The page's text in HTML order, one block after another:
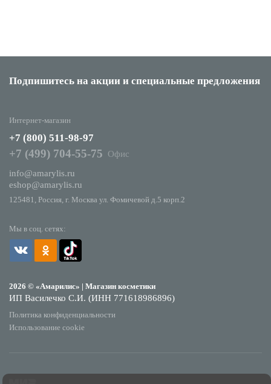
Подпишитесь на акции и специальные предложения
Мы в соц. сетях:
2026 © «Амарилис» | Магазин косметики
ИП Василечко С.И. (ИНН 771618986896)
Политика конфиденциальности
Использование cookie
Интернет-магазин
+7 (800) 511-98-97
+7 (499) 704-55-75
Офис
info@amarylis.ru
eshop@amarylis.ru
125481, Россия, г. Москва ул. Фомичевой д.5 корп.2